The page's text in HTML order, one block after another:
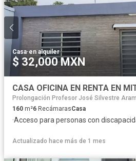
Casa·en alquiler
$ 32,000 MXN
CASA OFICINA EN RENTA EN
Prolongación Profesor José Silvestre
160 m²6 RecámarasCasa
·Acceso para personas con
Actualizado hace más de 1 mes